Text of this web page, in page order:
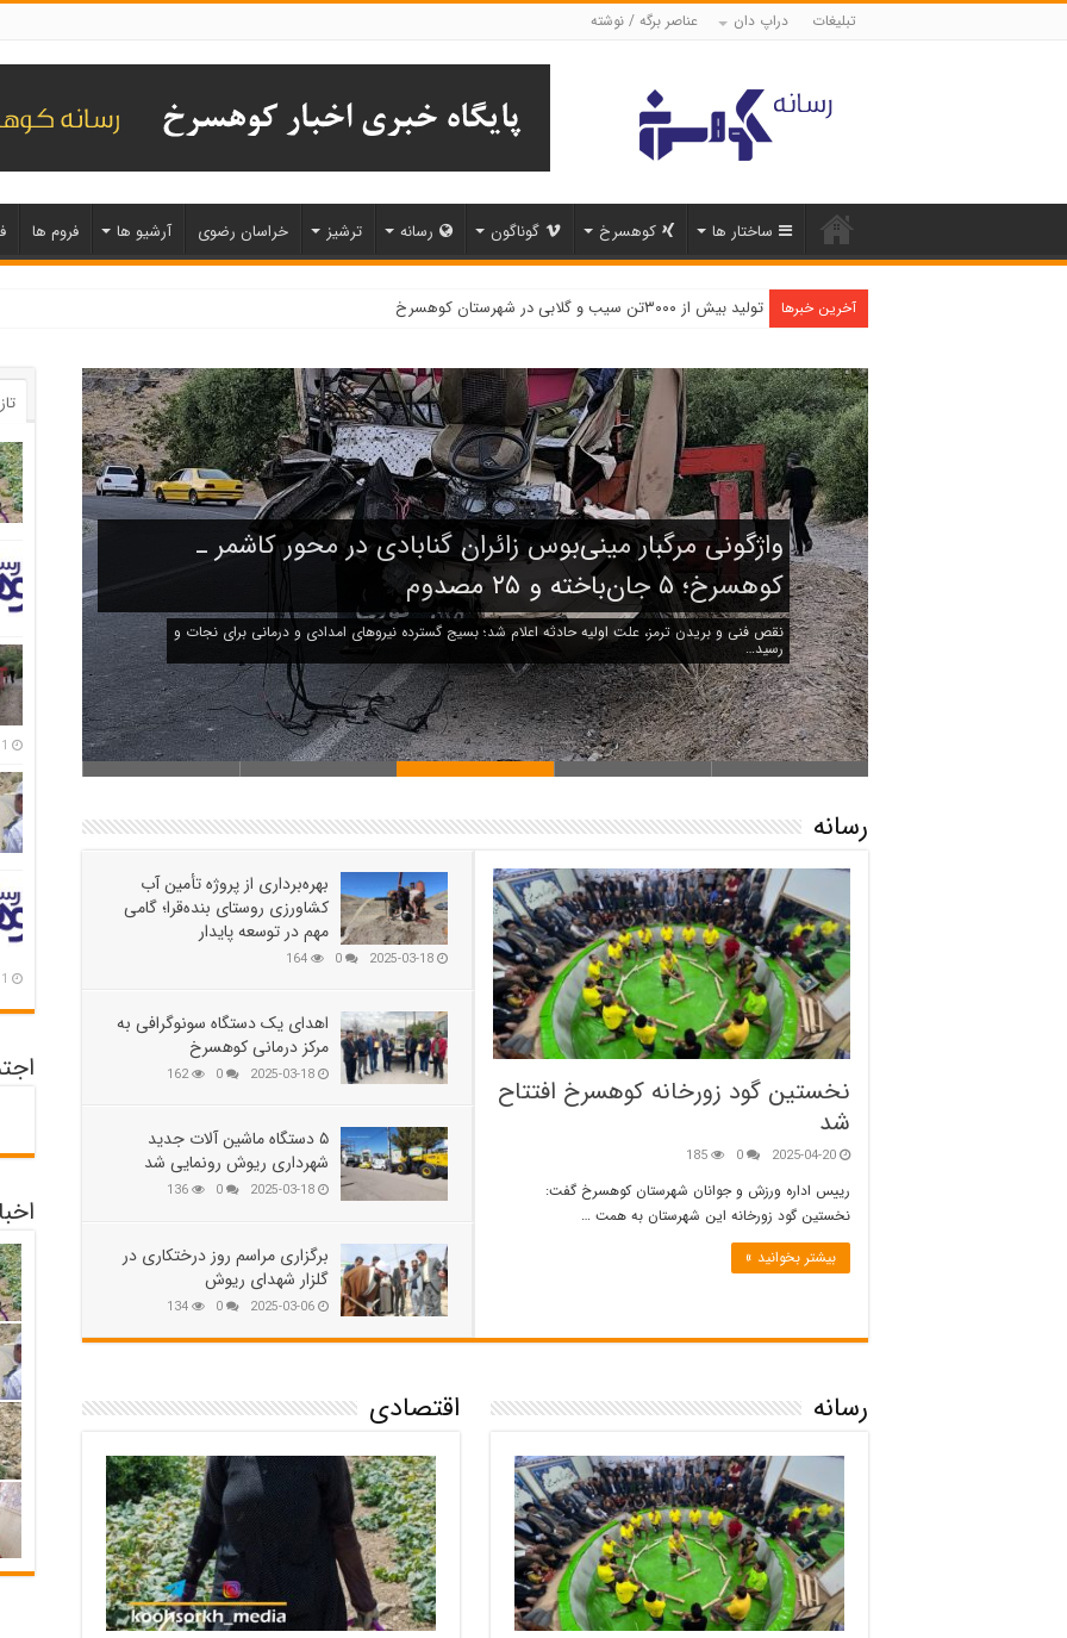
تبلیغات دراپ دان عناصر برگه / نوشته
ساختار ها کوهسرخ گوناگون رسانه ترشیز خراسان رضوی آرشیو ها فروم ها
آخرین خبرها تولید بیش از ۳۰۰۰تن سیب و گلابی در شهرستان کوهسرخ
بازدید میدانی مسئولان از محور کاشمر ـ کوهسرخ و بررسی نقاط
حادثه‌خیز
در پی وقوع حادثه تلخ اخیر در محور کاشمر ـ کوهسرخ، بازدید میدانی از محل وقوع حادثه و نقاط
حادثه‌خیز ا…
رسانه
نخستین گود زورخانه کوهسرخ افتتاح
شد
2025-04-20
0
185
رییس اداره ورزش و جوانان شهرستان کوهسرخ گفت:
نخستین گود زورخانه این شهرستان به همت …
بیشتر بخوانید »
بهره‌برداری از پروژه تأمین آب
کشاورزی روستای بنده‌قرا؛ گامی
مهم در توسعه پایدار
2025-03-18
0
164
اهدای یک دستگاه سونوگرافی به
مرکز درمانی کوهسرخ
2025-03-18
0
162
۵ دستگاه ماشین آلات جدید
شهرداری ریوش رونمایی شد
2025-03-18
0
136
برگزاری مراسم روز درختکاری در
گلزار شهدای ریوش
2025-03-06
0
134
اقتصادی رسانه
1 هفته پیش
1 هفته پیش